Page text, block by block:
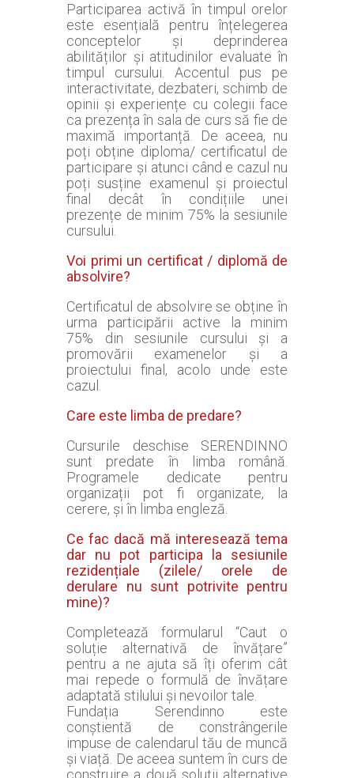
Participarea activă în timpul orelor
este esențială pentru înțelegerea
conceptelor și deprinderea
abilităților și atitudinilor evaluate în
timpul cursului. Accentul pus pe
interactivitate, dezbateri, schimb de
opinii și experiențe cu colegii face
ca prezența în sala de curs să fie de
maximă importanță. De aceea, nu
poți obține diploma/ certificatul de
participare și atunci când e cazul nu
poți susține examenul și proiectul
final decât în condițiile unei
prezențe de minim 75% la sesiunile
cursului.
Voi primi un certificat / diplomă de
absolvire?
Certificatul de absolvire se obține în
urma participării active la minim
75% din sesiunile cursului și a
promovării examenelor și a
proiectului final, acolo unde este
cazul.
Care este limba de predare?
Cursurile deschise SERENDINNO
sunt predate în limba română.
Programele dedicate pentru
organizații pot fi organizate, la
cerere, și în limba engleză.
Ce fac dacă mă interesează tema
dar nu pot participa la sesiunile
rezidențiale (zilele/ orele de
derulare nu sunt potrivite pentru
mine)?
Completează formularul “Caut o
soluție alternativă de învățare”
pentru a ne ajuta să îți oferim cât
mai repede o formulă de învățare
adaptată stilului și nevoilor tale.
Fundația Serendinno este
conștientă de constrângerile
impuse de calendarul tău de muncă
și viață. De aceea suntem în curs de
construire a două soluții alternative